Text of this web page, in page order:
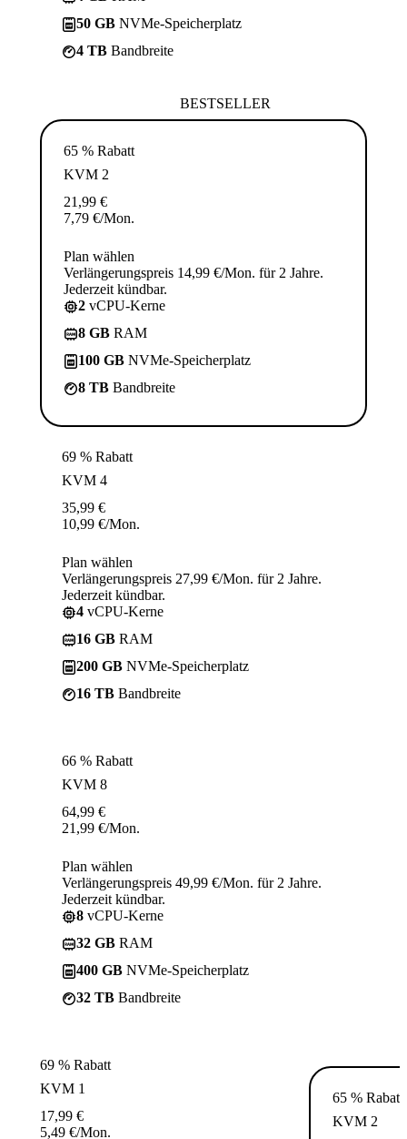
50 GB NVMe-Speicherplatz
4 TB Bandbreite
BESTSELLER
65 % Rabatt
KVM 2
21,99 €
7,79 €/Mon.
Plan wählen
Verlängerungspreis 14,99 €/Mon. für 2 Jahre.
Jederzeit kündbar.
2 vCPU-Kerne
8 GB RAM
100 GB NVMe-Speicherplatz
8 TB Bandbreite
69 % Rabatt
KVM 4
35,99 €
10,99 €/Mon.
Plan wählen
Verlängerungspreis 27,99 €/Mon. für 2 Jahre.
Jederzeit kündbar.
4 vCPU-Kerne
16 GB RAM
200 GB NVMe-Speicherplatz
16 TB Bandbreite
66 % Rabatt
KVM 8
64,99 €
21,99 €/Mon.
Plan wählen
Verlängerungspreis 49,99 €/Mon. für 2 Jahre.
Jederzeit kündbar.
8 vCPU-Kerne
32 GB RAM
400 GB NVMe-Speicherplatz
32 TB Bandbreite
69 % Rabatt
KVM 1
17,99 €
5,49 €/Mon.
65 % Rabatt
KVM 2